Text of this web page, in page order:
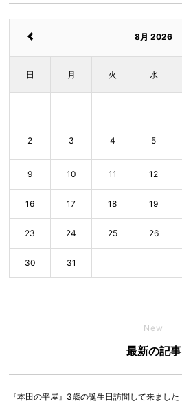
8月 2026
日 月 火 水
2 3 4 5
9 10 11 12
16 17 18 19
23 24 25 26
30 31
New
最新の記事
『本田の平屋』3歳の誕生日訪問して来ました